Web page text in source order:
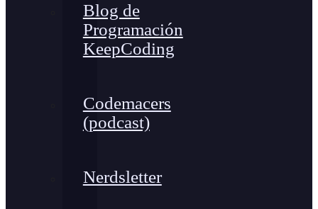
Blog de
Programación
KeepCoding
Codemacers
(podcast)
Nerdsletter